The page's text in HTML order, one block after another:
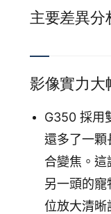
主要差異分
影像實力大
G350 採用
還多了一顆
合變焦。
另一頭的
位放大清晰